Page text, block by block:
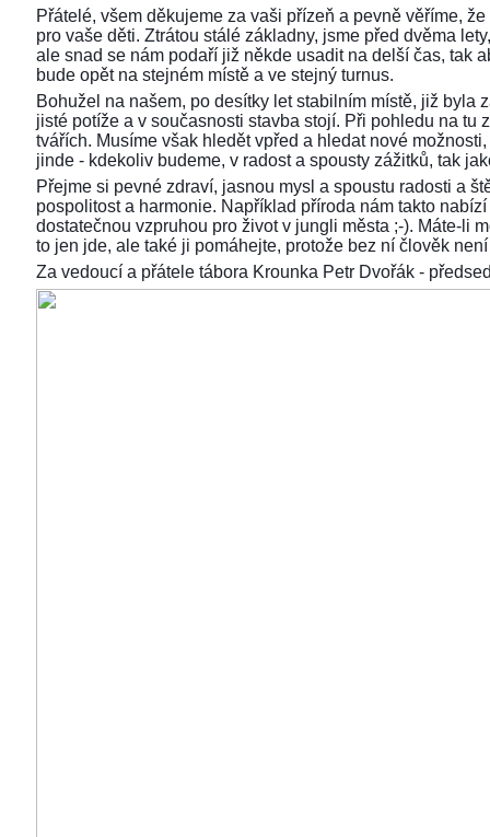
Přátelé, všem děkujeme za vaši přízeň a pevně věříme,
pro vaše děti. Ztrátou stálé základny, jsme před dvěma
ale snad se nám podaří již někde usadit na delší čas, tak
bude opět na stejném místě a ve stejný turnus.
Bohužel na našem, po desítky let stabilním místě, již byla
jisté potíže a v současnosti stavba stojí. Při pohledu na tu
tvářích. Musíme však hledět vpřed a hledat nové
jinde - kdekoliv budeme, v radost a spousty zážitků, tak
Přejme si pevné zdraví, jasnou mysl a spoustu radosti a
pospolitost a harmonie. Například příroda nám takto
dostatečnou vzpruhou pro život v jungli města ;-). Máte-li
to jen jde, ale také ji pomáhejte, protože bez ní člověk
Za vedoucí a přátele tábora Krounka Petr Dvořák -